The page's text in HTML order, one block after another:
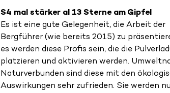
S4 mal stärker al 13 Sterne am Gipfel
Es ist eine gute Gelegenheit, die Arbeit der
Bergführer (wie bereits 2015) zu
es werden diese Profis sein, die die
platzieren und aktivieren werden.
Naturverbunden sind diese mit den
Auswirkungen sehr zufrieden. Sie werden